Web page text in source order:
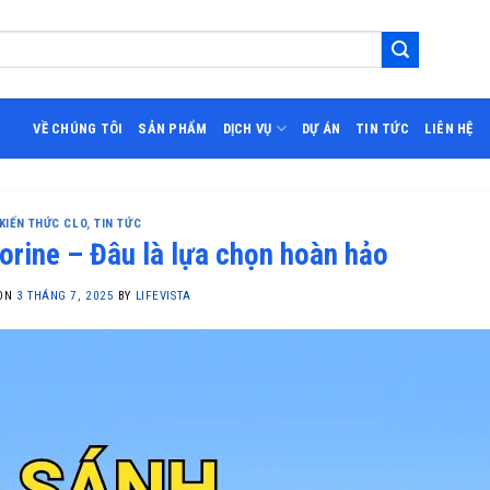
VỀ CHÚNG TÔI SẢN PHẨM DỊCH VỤ DỰ ÁN TIN TỨC LIÊN HỆ
KIẾN THỨC CLO,TIN TỨC
– Đâu là lựa chọn hoàn hảo
3 THÁNG 7, 2025 BY LIFEVISTA